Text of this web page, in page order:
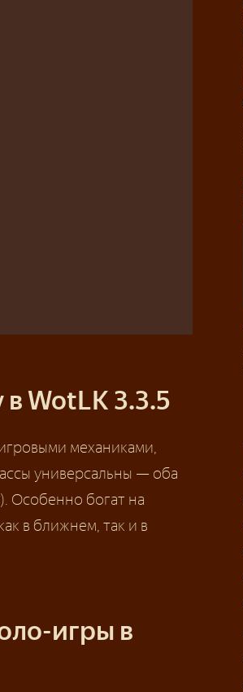
WotLK 3.3.5
механиками,
универсальны — оба
Особенно богат на
в ближнем, так и в
игры в